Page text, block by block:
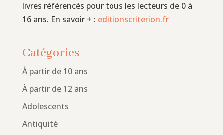
livres référencés pour tous les lecteurs de 0 à
16 ans. En savoir + : editionscriterion.fr
Catégories
À partir de 10 ans
À partir de 12 ans
Adolescents
Antiquité